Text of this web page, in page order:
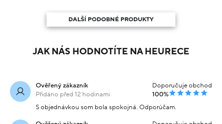
DALŠÍ PODOBNÉ PRODUKTY
JAK NÁS HODNOTÍTE NA HEURECE
Ověřený zákazník
Přidáno před 12 hodinami
Doporučuje obchod
100%
S objednávkou som bola spokojná. Odporúčam.